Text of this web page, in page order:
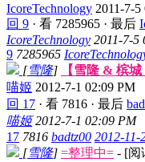
IcoreTechnology 2011-7-
回 9 · 看 7285965 · 最后
IcoreTechnology 2011-7-5
9 7285965
[雪隆] 【雪隆 & 槟
喵姬 2012-7-1 02:09 PM
回 17 · 看 7816 · 最后
喵姬 2012-7-1 02:09 PM
17 7816 badtz00 2012-11-
[雪隆] =整理中= - [阅